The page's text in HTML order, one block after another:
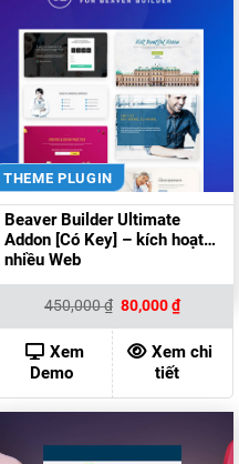
THEME PLUGIN
Beaver Builder Ultimate
Addon [Có Key] – kích hoạt
nhiều Web
450,000₫ Giá
gốc
là:
450,000 ₫.
80,000₫Giá
hiện
tại
là:
80,000
Xem
Demo
Xem chi
tiết